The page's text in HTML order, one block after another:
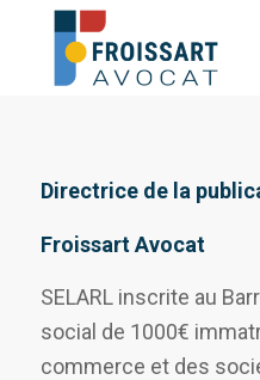
Directrice de la
Froissart Avocat
SELARL inscrite au
social de 1000€
commerce et des